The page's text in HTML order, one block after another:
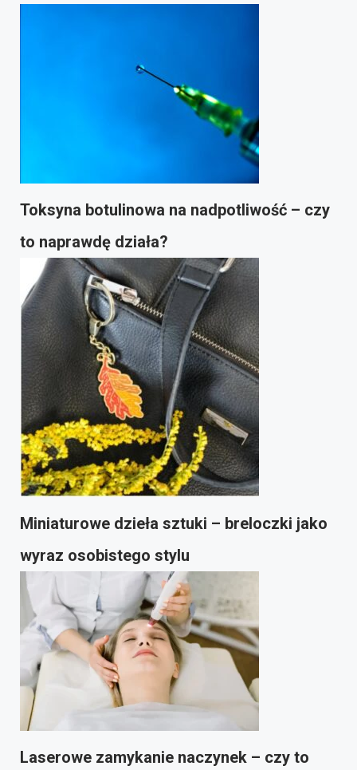
Toksyna botulinowa na nadpotliwość – czy
to naprawdę działa?
Miniaturowe dzieła sztuki – breloczki jako
wyraz osobistego stylu
Laserowe zamykanie naczynek – czy to